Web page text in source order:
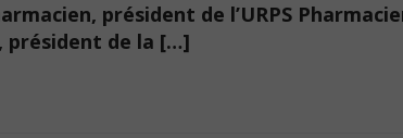
président de l’URPS
président de la […]